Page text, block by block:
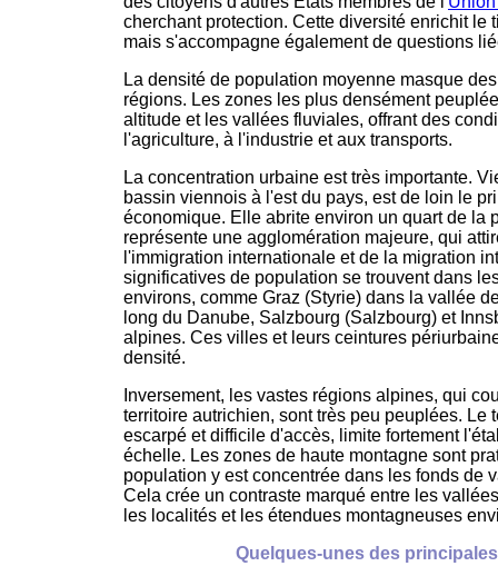
cherchant protection. Cette diversité enrichit le
mais s'accompagne également de questions
La densité de population moyenne masque
régions. Les zones les plus densément
altitude et les vallées fluviales, offrant des
l'agriculture, à l'industrie et aux transports.
La concentration urbaine est très importante.
bassin viennois à l'est du pays, est de loin le
économique. Elle abrite environ un quart de la
représente une agglomération majeure, qui
l'immigration internationale et de la migration
significatives de population se trouvent dans
environs, comme Graz (Styrie) dans la vallée
long du Danube, Salzbourg (Salzbourg) et
alpines. Ces villes et leurs ceintures
densité.
Inversement, les vastes régions alpines, qui
territoire autrichien, sont très peu peuplées. Le
escarpé et difficile d'accès, limite fortement
échelle. Les zones de haute montagne sont
population y est concentrée dans les fonds de
Cela crée un contraste marqué entre les
les localités et les étendues montagneuses
Quelques-unes des